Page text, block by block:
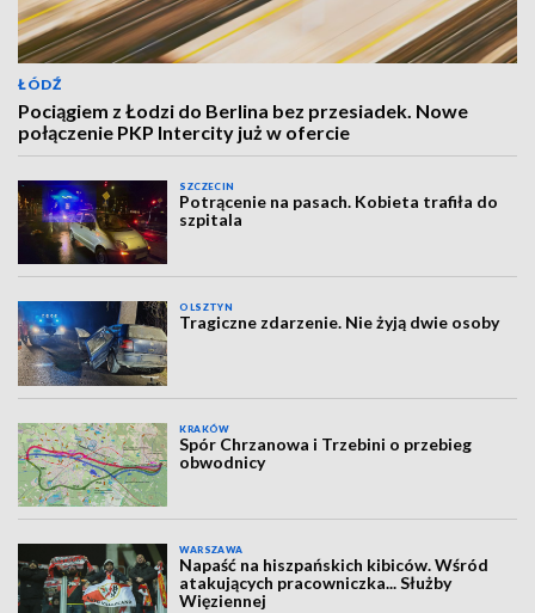
ŁÓDŹ
Pociągiem z Łodzi do Berlina bez przesiadek. Nowe
połączenie PKP Intercity już w ofercie
SZCZECIN
Potrącenie na pasach. Kobieta trafiła do
szpitala
OLSZTYN
Tragiczne zdarzenie. Nie żyją dwie osoby
KRAKÓW
Spór Chrzanowa i Trzebini o przebieg
obwodnicy
WARSZAWA
Napaść na hiszpańskich kibiców. Wśród
atakujących pracowniczka... Służby
Więziennej